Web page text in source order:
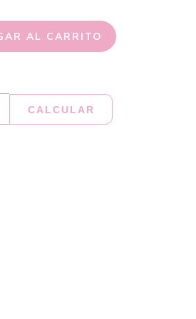
CALCULAR